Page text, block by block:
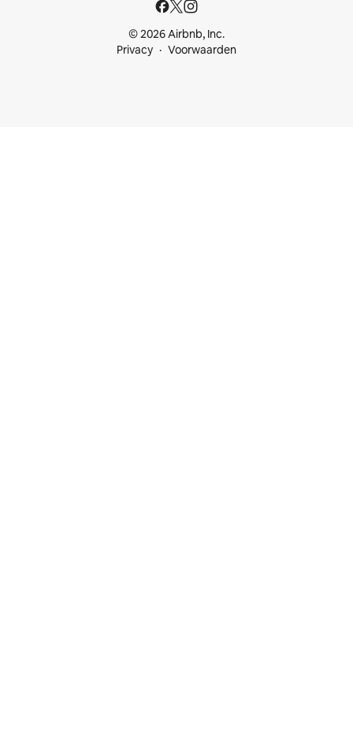
© 2026 Airbnb, Inc.
Privacy
Voorwaarden